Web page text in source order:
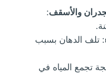
والأسقف:
: تلف الدهان بسبب
تجمع المياه في